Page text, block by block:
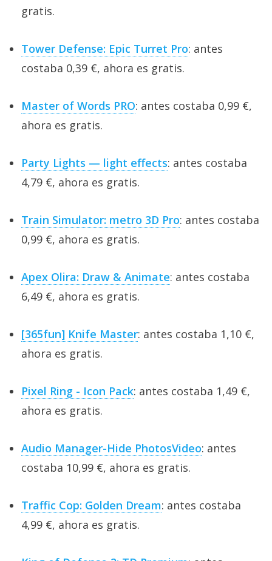
gratis.
Tower Defense: Epic Turret Pro: antes
costaba 0,39 €, ahora es gratis.
Master of Words PRO: antes costaba 0,99 €,
ahora es gratis.
Party Lights — light effects: antes costaba
4,79 €, ahora es gratis.
Train Simulator: metro 3D Pro: antes costaba
0,99 €, ahora es gratis.
Apex Olira: Draw & Animate: antes costaba
6,49 €, ahora es gratis.
[365fun] Knife Master: antes costaba 1,10 €,
ahora es gratis.
Pixel Ring - Icon Pack: antes costaba 1,49 €,
ahora es gratis.
Audio Manager-Hide PhotosVideo: antes
costaba 10,99 €, ahora es gratis.
Traffic Cop: Golden Dream: antes costaba
4,99 €, ahora es gratis.